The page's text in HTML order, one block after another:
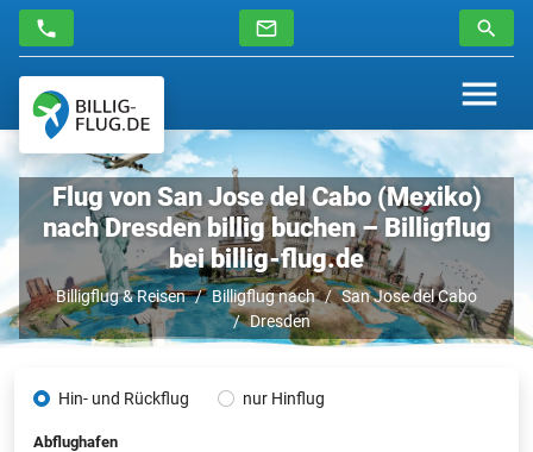
Flug von San Jose del Cabo (Mexiko)
nach Dresden billig buchen – Billigflug
bei billig-flug.de
Billigflug & Reisen Billigflug nach
San Jose del Cabo
Dresden
Hin- und Rückflug nur Hinflug
Abflughafen